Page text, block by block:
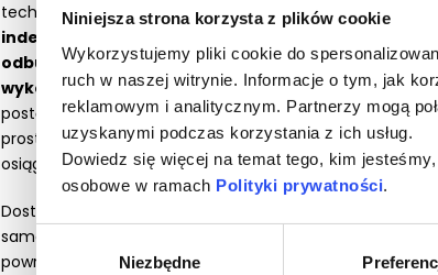
Niniejsza strona korzysta z plików cookie
Wykorzystujemy pliki cookie do
ruch w naszej witrynie. Informacje o tym, jak
reklamowym i analitycznym. Partnerzy mogą
uzyskanymi podczas korzystania z ich usług.
Dowiedz się więcej na temat tego, kim
osobowe w ramach Polityki prywatności.
Wybór
zgody
Niezbędne
technika w tym zakresie. Nauczysz się
indeksem silikonowym
odbudowę nowego zwarcia oraz poprawić
wykorzystaniem szablonu z wax-up’u. Nauczysz
postępować w przypadku zębów zrotowanych oraz
prostych technik wykonać charakteryzację Twojej
osiągnięcia zaawansowanego efektu estetycznego.
Dostaniesz od nas wszystkie narzędzia jakich
samodzielne wykonywanie tego typu zabiegów
powrocie do gabinetu.Na szkoleniu poznasz